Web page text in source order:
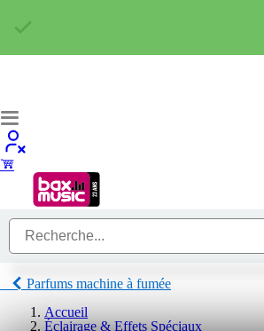
Parfums machine à fumée
Accueil
Éclairage & Effets Spéciaux